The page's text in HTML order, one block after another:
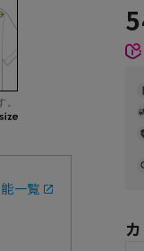
一覧